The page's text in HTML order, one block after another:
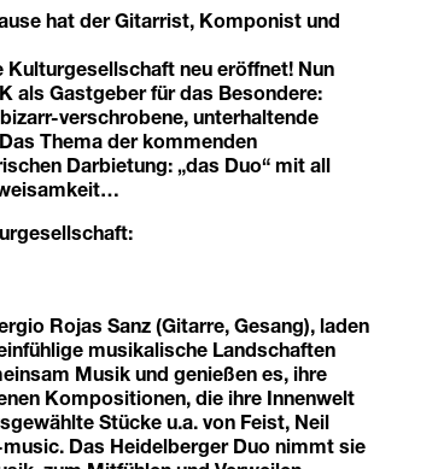
hat der Gitarrist, Komponist und
neu eröffnet! Nun
als Gastgeber für das Besondere:
verschrobene, unterhaltende
Thema der kommenden
Darbietung: „das Duo“ mit all
Rojas Sanz (Gitarre, Gesang), laden
musikalische Landschaften
Musik und genießen es, ihre
Kompositionen, die ihre Innenwelt
Stücke u.a. von Feist, Neil
Das Heidelberger Duo nimmt sie